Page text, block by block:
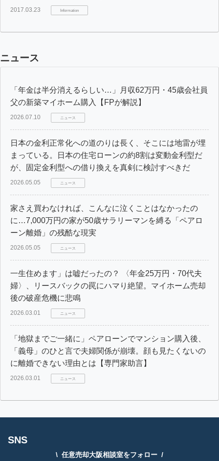
2017.03.23 Information
ニュース
「年金は半分消えるらしい…」月収62万円・45歳会社員
父の新築マイホーム購入【FPが解説】
2026.07.10 ニュース
日本の金利正常化への道のりは長く、そこには地雷が埋
まっている。日本の住宅ローンの約8割は変動金利型だ
が、固定金利型への借り換えを真剣に検討すべきだ
2026.05.05 ニュース
家さえ買わなければ、こんなに泣くことはなかったの
に…7,000万円の家が50歳サラリーマンを縛る「ペアロ
ーン離婚」の残酷な現実
2026.05.05 ニュース
一生住めます」は嘘だったの？ 〈年金25万円・70代夫
婦〉、リースバックの罠にハマり絶望。マイホーム売却
後の破産危機に悲鳴
2026.03.01 ニュース
「地獄までご一緒に」ペアローンでマンション購入後、
「義母」のひと言で夫婦関係が崩壊。顔も見たくないの
に離婚できない理由とは【専門家助言】
2026.03.01 ニュース
SNS
任意売却大阪相談室をフォロー